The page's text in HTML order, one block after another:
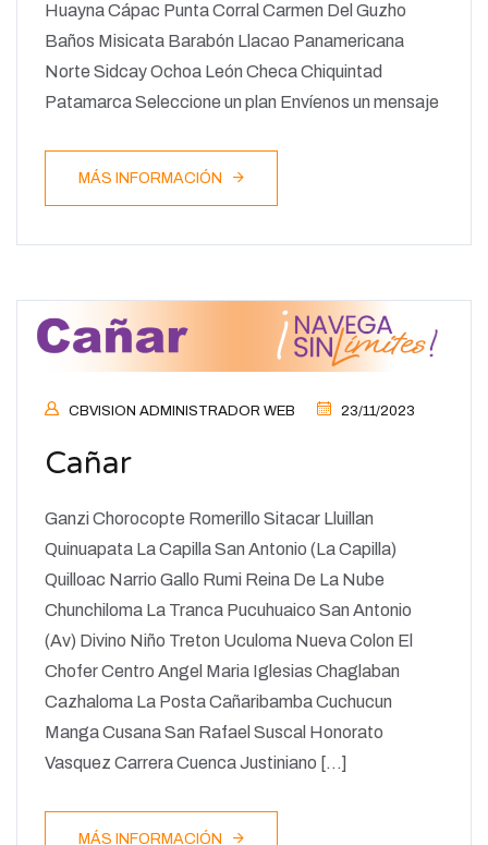
Huayna Cápac Punta Corral Carmen Del Guzho
Baños Misicata Barabón Llacao Panamericana
Norte Sidcay Ochoa León Checa Chiquintad
Patamarca Seleccione un plan Envíenos un mensaje
MÁS INFORMACIÓN
CBVISION ADMINISTRADOR WEB 23/11/2023
Cañar
Ganzi Chorocopte Romerillo Sitacar Lluillan
Quinuapata La Capilla San Antonio (La Capilla)
Quilloac Narrio Gallo Rumi Reina De La Nube
Chunchiloma La Tranca Pucuhuaico San Antonio
(Av) Divino Niño Treton Uculoma Nueva Colon El
Chofer Centro Angel Maria Iglesias Chaglaban
Cazhaloma La Posta Cañaribamba Cuchucun
Manga Cusana San Rafael Suscal Honorato
Vasquez Carrera Cuenca Justiniano […]
MÁS INFORMACIÓN